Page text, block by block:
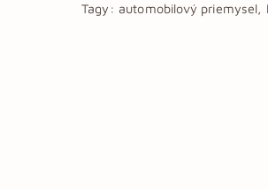
Tagy: automobilový priemysel,